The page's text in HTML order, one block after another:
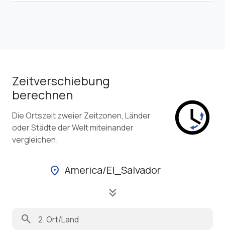
Zeitverschiebung
berechnen
Die Ortszeit zweier Zeitzonen, Länder
oder Städte der Welt miteinander
vergleichen.
location_on America/El_Salvador
keyboard_double_arrow_down
search